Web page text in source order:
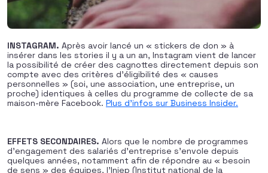
INSTAGRAM. Après avoir lancé un « stickers de don » à
insérer dans les stories il y a un an, Instagram vient de lancer
la possibilité de créer des cagnottes directement depuis son
compte avec des critères d’éligibilité des « causes
personnelles » (soi, une association, une entreprise, un
proche) identiques à celles du programme de collecte de sa
maison-mère Facebook. Plus d’infos sur Business Insider.
EFFETS SECONDAIRES. Alors que le nombre de programmes
d’engagement des salariés d’entreprise s’envole depuis
quelques années, notamment afin de répondre au « besoin
de sens » des équipes, l’Injep (Institut national de la